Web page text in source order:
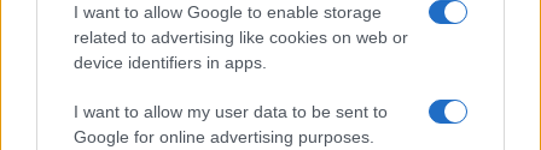
I want to allow Google to enable storage
related to advertising like cookies on web or
device identifiers in apps.
I want to allow my user data to be sent to
Google for online advertising purposes.
Bard e gli eventi imperdibili in Italia
Cristian Castiglioni · 7 Ago 2026